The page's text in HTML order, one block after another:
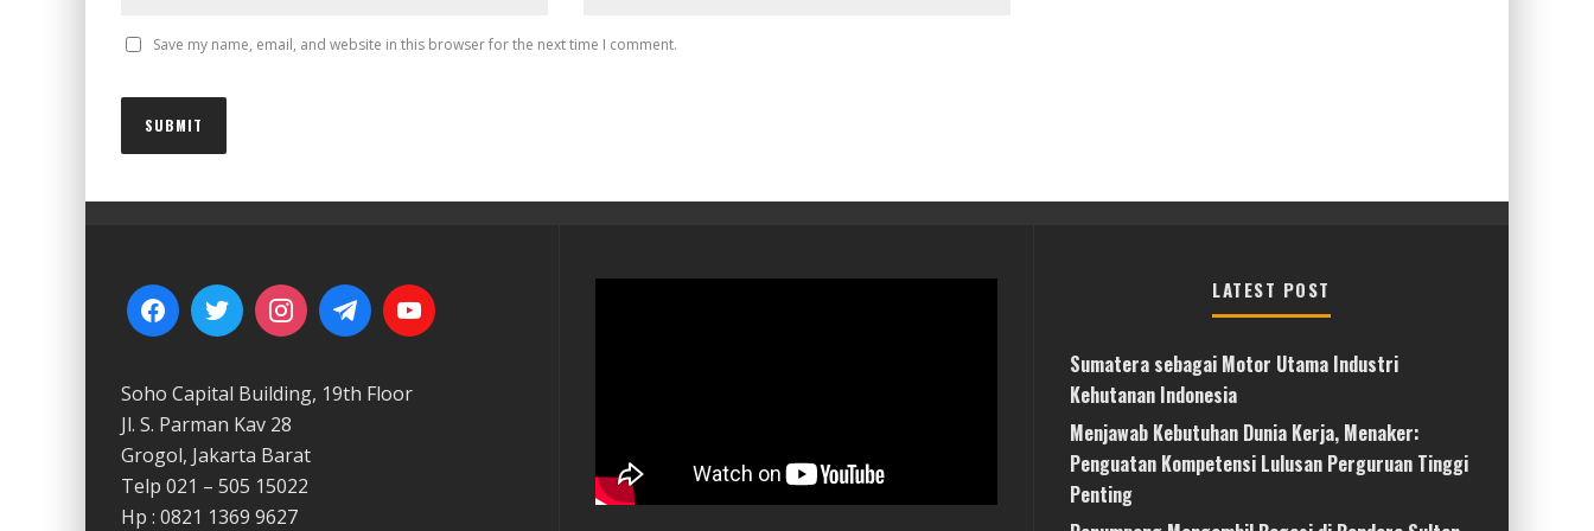
Save my name, email, and website in this browser for the next time I comment.
Soho Capital Building, 19th Floor
Jl. S. Parman Kav 28
Grogol, Jakarta Barat
Telp 021 – 505 15022
Hp : 0821 1369 9627
LATEST POST
Sumatera sebagai Motor Utama Industri
Kehutanan Indonesia
Menjawab Kebutuhan Dunia Kerja, Menaker:
Penguatan Kompetensi Lulusan Perguruan Tinggi
Penting